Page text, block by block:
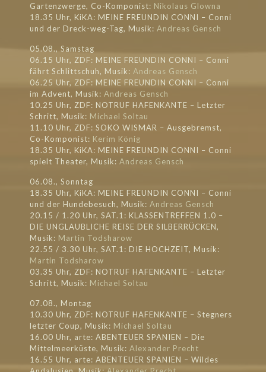
Gartenzwerge, Co-Komponist: Nikolaus Glowna
18.35 Uhr, KiKA: MEINE FREUNDIN CONNI – Conni
und der Dreck-weg-Tag, Musik: Andreas Gensch
05.08., Samstag
06.15 Uhr, ZDF: MEINE FREUNDIN CONNI – Conni
fährt Schlittschuh, Musik: Andreas Gensch
06.25 Uhr, ZDF: MEINE FREUNDIN CONNI – Conni
im Advent, Musik: Andreas Gensch
10.25 Uhr, ZDF: NOTRUF HAFENKANTE – Letzter
Schritt, Musik: Michael Soltau
11.10 Uhr, ZDF: SOKO WISMAR – Ausgebremst,
Co-Komponist: Kerim König
18.35 Uhr, KiKA: MEINE FREUNDIN CONNI – Conni
spielt Theater, Musik: Andreas Gensch
06.08., Sonntag
18.35 Uhr, KiKA: MEINE FREUNDIN CONNI – Conni
und der Hundebesuch, Musik: Andreas Gensch
20.15 / 1.20 Uhr, SAT.1: KLASSENTREFFEN 1.0 –
DIE UNGLAUBLICHE REISE DER SILBERRÜCKEN,
Musik: Martin Todsharow
22.55 / 3.30 Uhr, SAT.1: DIE HOCHZEIT, Musik:
Martin Todsharow
03.35 Uhr, ZDF: NOTRUF HAFENKANTE – Letzter
Schritt, Musik: Michael Soltau
07.08., Montag
10.30 Uhr, ZDF: NOTRUF HAFENKANTE – Stegners
letzter Coup, Musik: Michael Soltau
16.00 Uhr, arte: ABENTEUER SPANIEN – Die
Mittelmeerküste, Musik: Alexander Precht
16.55 Uhr, arte: ABENTEUER SPANIEN – Wildes